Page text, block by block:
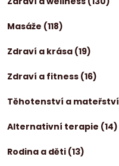
Masáže (118)
Zdraví a krása (19)
Zdraví a fitness (16)
Těhotenství a mateřství
Alternativní terapie (14)
Rodina a děti (13)